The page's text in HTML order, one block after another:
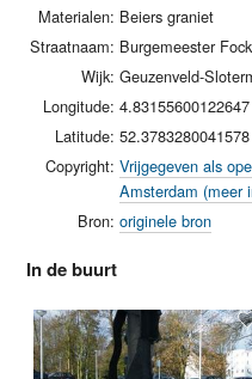
Materialen: Beiers graniet
Straatnaam: Burgemeester
Wijk: Geuzenveld-
Longitude: 4.83155600122647
Latitude: 52.3783280041578
Copyright: Vrijgegeven als
Amsterdam (meer
Bron: originele bron
In de buurt